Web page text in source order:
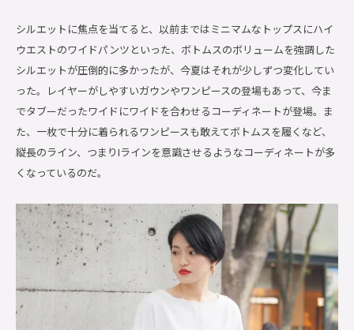
シルエットに焦点を当てると、以前まではミニマムなトップスにハイ
ウエストのワイドパンツといった、ボトムスのボリュームを強調した
シルエットが圧倒的に多かったが、今夏はそれが少しずつ変化してい
った。レイヤーがしやすいガウンやワンピースの登場もあって、今ま
でタブーだったワイドにワイドを合わせるコーディネートが登場。ま
た、一枚で十分に着られるワンピースも敢えてボトムスを履くなど、
縦長のライン、つまりIラインを意識させるようなコーディネートが多
くなっているのだ。